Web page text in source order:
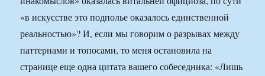
«в искусстве это подполье оказалось единственной
реальностью»? И, если мы говорим о разрывах между
паттернами и топосами, то меня остановила на
странице еще одна цитата вашего собеседника: «Лишь